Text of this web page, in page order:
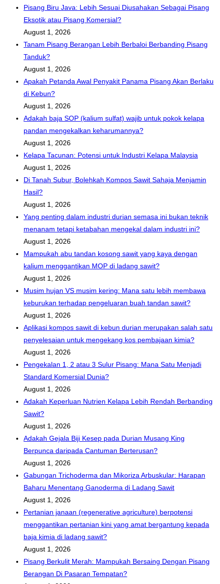
Pisang Biru Java: Lebih Sesuai Diusahakan Sebagai Pisang
Eksotik atau Pisang Komersial?
August 1, 2026
Tanam Pisang Berangan Lebih Berbaloi Berbanding Pisang
Tanduk?
August 1, 2026
Apakah Petanda Awal Penyakit Panama Pisang Akan Berlaku
di Kebun?
August 1, 2026
Adakah baja SOP (kalium sulfat) wajib untuk pokok kelapa
pandan mengekalkan keharumannya?
August 1, 2026
Kelapa Tacunan: Potensi untuk Industri Kelapa Malaysia
August 1, 2026
Di Tanah Subur, Bolehkah Kompos Sawit Sahaja Menjamin
Hasil?
August 1, 2026
Yang penting dalam industri durian semasa ini bukan teknik
menanam tetapi ketabahan mengekal dalam industri ini?
August 1, 2026
Mampukah abu tandan kosong sawit yang kaya dengan
kalium menggantikan MOP di ladang sawit?
August 1, 2026
Musim hujan VS musim kering: Mana satu lebih membawa
keburukan terhadap pengeluaran buah tandan sawit?
August 1, 2026
Aplikasi kompos sawit di kebun durian merupakan salah satu
penyelesaian untuk mengekang kos pembajaan kimia?
August 1, 2026
Pengekalan 1, 2 atau 3 Sulur Pisang: Mana Satu Menjadi
Standard Komersial Dunia?
August 1, 2026
Adakah Keperluan Nutrien Kelapa Lebih Rendah Berbanding
Sawit?
August 1, 2026
Adakah Gejala Biji Kesep pada Durian Musang King
Berpunca daripada Cantuman Berterusan?
August 1, 2026
Gabungan Trichoderma dan Mikoriza Arbuskular: Harapan
Baharu Menentang Ganoderma di Ladang Sawit
August 1, 2026
Pertanian janaan (regenerative agriculture) berpotensi
menggantikan pertanian kini yang amat bergantung kepada
baja kimia di ladang sawit?
August 1, 2026
Pisang Berkulit Merah: Mampukah Bersaing Dengan Pisang
Berangan Di Pasaran Tempatan?